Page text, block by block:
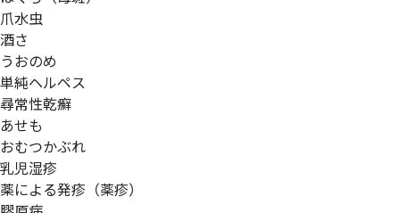
爪水虫
酒さ
うおのめ
単純ヘルペス
尋常性乾癬
あせも
おむつかぶれ
乳児湿疹
薬による発疹（薬疹）